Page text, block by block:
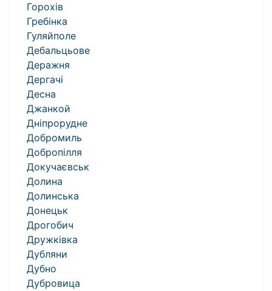
Горохів
Гребінка
Гуляйполе
Дебальцьове
Деражня
Дергачі
Десна
Джанкой
Дніпрорудне
Добромиль
Добропілля
Докучаєвськ
Долина
Долинська
Донецьк
Дрогобич
Дружківка
Дубляни
Дубно
Дубровица